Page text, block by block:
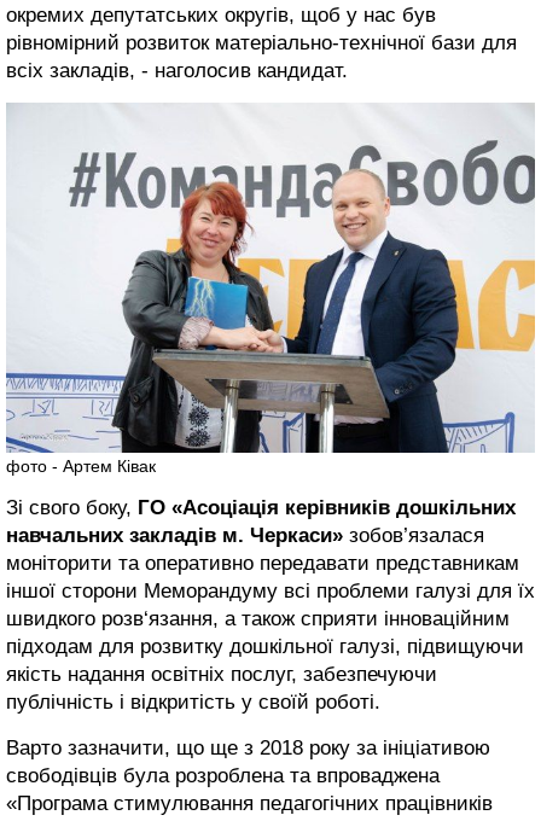
окремих депутатських округів, щоб у нас був
рівномірний розвиток матеріально-технічної бази для
всіх закладів, - наголосив кандидат.
фото - Артем Ківак
Зі свого боку, ГО «Асоціація керівників дошкільних
навчальних закладів м. Черкаси» зобов’язалася
моніторити та оперативно передавати представникам
іншої сторони Меморандуму всі проблеми галузі для їх
швидкого розв‘язання, а також сприяти інноваційним
підходам для розвитку дошкільної галузі, підвищуючи
якість надання освітніх послуг, забезпечуючи
публічність і відкритість у своїй роботі.
Варто зазначити, що ще з 2018 року за ініціативою
свободівців була розроблена та впроваджена
«Програма стимулювання педагогічних працівників